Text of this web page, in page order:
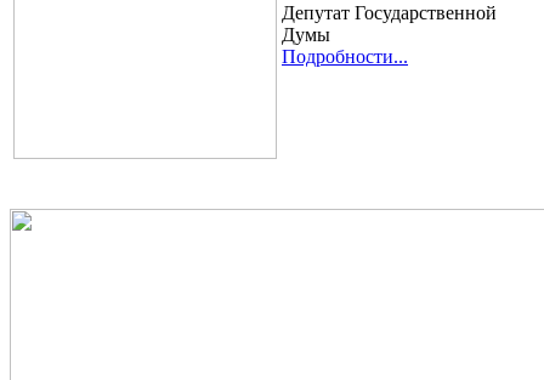
Депутат Государственной
Думы
Подробности...